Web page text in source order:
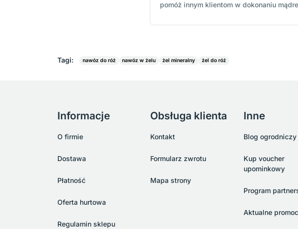
pomóż innym klientom w dokonaniu
Tagi: nawóz do róż nawóz w żelu żel mineralny żel do róż
Informacje
O firmie
Dostawa
Płatność
Oferta hurtowa
Regulamin sklepu
Obsługa klienta
Kontakt
Formularz zwrotu
Mapa strony
Inne
Blog ogrodniczy
Kup voucher
upominkowy
Program
Aktualne